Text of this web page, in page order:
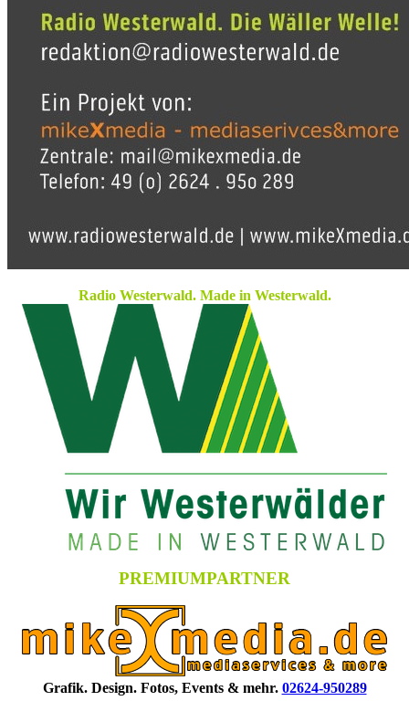
Radio Westerwald. Made in Westerwald.
PREMIUMPARTNER
Grafik. Design. Fotos, Events & mehr. 02624-950289